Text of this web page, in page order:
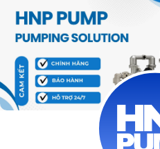
qua
dung